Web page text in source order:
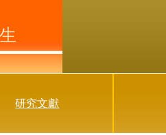
研究文獻